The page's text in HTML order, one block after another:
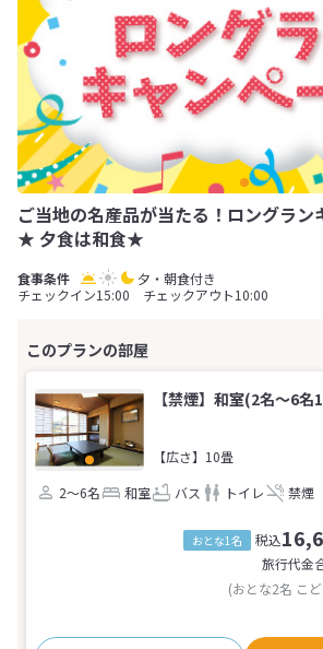
ご当地の名産品が当たる！ロングラ
★ 夕食は和食★
夕・朝食付き
チェックイン15:00 チェックアウト10:00
【禁煙】和室(2名～6名
【広さ】10畳
2～6名
和室 バス トイレ 禁煙
おとな1名 税込
旅行代金
(おとな2名 こ